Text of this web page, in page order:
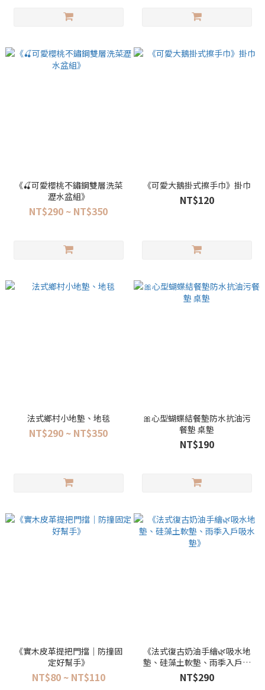
《🍒可愛櫻桃不鏽鋼雙層洗菜
瀝水盆組》
NT$290 ~ NT$350
《可愛大鵝掛式擦手巾》掛巾
NT$120
法式鄉村小地墊、地毯
NT$290 ~ NT$350
🎀心型蝴蝶結餐墊防水抗油污
餐墊 桌墊
NT$190
《實木皮革提把門擋｜防撞固
定好幫手》
NT$80 ~ NT$110
《法式復古奶油手繪🌿吸水地
墊、硅藻土軟墊、雨季入戶吸
水墊》
NT$290